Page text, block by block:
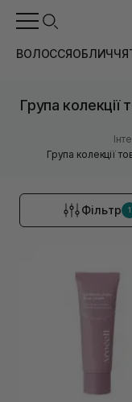
ВОЛОССЯОБЛИЧЧЯ
Група колекції
Група колекції
Фільтр 1